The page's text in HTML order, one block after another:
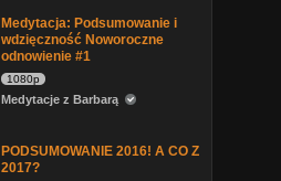
Medytacja: Podsumowanie i
wdzięczność Noworoczne
odnowienie #1
1080p
Medytacje z Barbarą
PODSUMOWANIE 2016! A CO Z
2017?